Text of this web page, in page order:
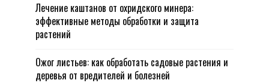
Лечение каштанов от охридского минера:
эффективные методы обработки и защита
растений
Ожог листьев: как обработать садовые растения и
деревья от вредителей и болезней